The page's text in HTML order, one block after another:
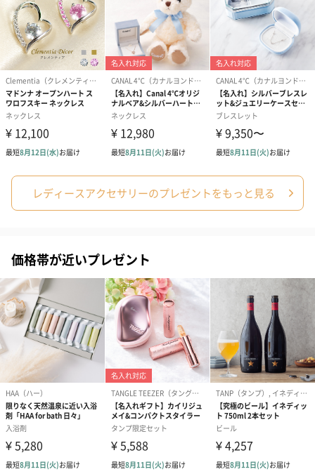
レディースアクセサリーのプレゼントをもっと見る
価格帯が近いプレゼント